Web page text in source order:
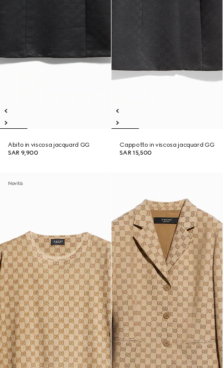
Abito in viscosa jacquard GG
SAR 9,900
Cappotto in viscosa jacquard GG
SAR 15,500
Novità